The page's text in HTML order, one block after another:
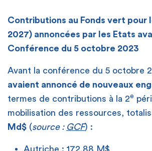
Contributions au Fonds vert pour
2027) annoncées par les Etats
Conférence du 5 octobre 2023
Avant la conférence du 5 octobre
avaient annoncé de nouveaux
termes de contributions à la 2e
mobilisation des ressources,
Md$ (source : GCF) :
Autriche : 172,88 M$